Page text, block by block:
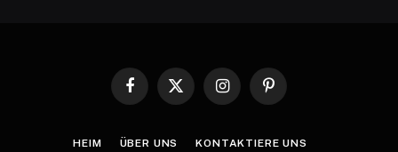
Facebook
X
InstagramPinterest
HEIM ÜBER UNS KONTAKTIERE UNS